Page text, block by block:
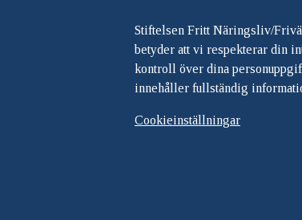
Stiftelsen Fritt Näringsliv/
betyder att vi respekterar din
kontroll över dina
innehåller fullständig
Cookieinställningar